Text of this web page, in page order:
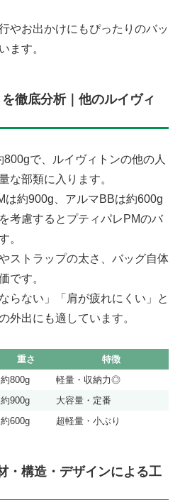
やお出かけにもぴったりのバッ
ます。
徹底分析｜他のルイヴィ
で、ルイヴィトンの他の人
な部類に入ります。
は約900g、アルマBBは約600g
考慮するとプティパレPMのバ
。
ストラップの太さ、バッグ自体
です。
らない」「肩が疲れにくい」と
外出にも適しています。
重さ
特徴
約800g
軽量・収納力◎
約900g
大容量・定番
約600g 超軽量・小ぶり
・構造・デザインによる工